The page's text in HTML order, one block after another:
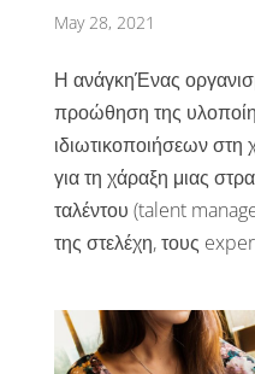
May 28, 2021
Η ανάγκηΈνας
προώθηση της
ιδιωτικοποιήσεων
για τη χάραξη μιας
ταλέντου (talent
της στελέχη, τους